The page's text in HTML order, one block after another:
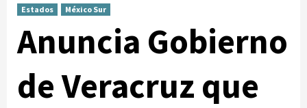
Estados México Sur
Anuncia Gobierno
de Veracruz que